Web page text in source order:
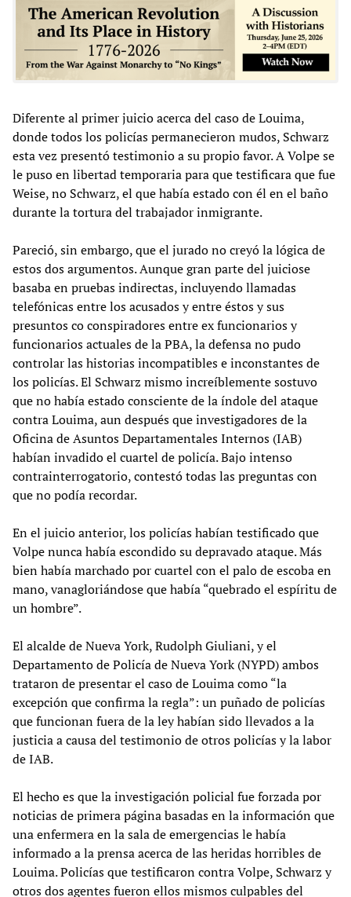
Diferente al primer juicio acerca del caso de Louima,
donde todos los policías permanecieron mudos, Schwarz
esta vez presentó testimonio a su propio favor. A Volpe se
le puso en libertad temporaria para que testificara que fue
Weise, no Schwarz, el que había estado con él en el baño
durante la tortura del trabajador inmigrante.
Pareció, sin embargo, que el jurado no creyó la lógica de
estos dos argumentos. Aunque gran parte del juiciose
basaba en pruebas indirectas, incluyendo llamadas
telefónicas entre los acusados y entre éstos y sus
presuntos co conspiradores entre ex funcionarios y
funcionarios actuales de la PBA, la defensa no pudo
controlar las historias incompatibles e inconstantes de
los policías. El Schwarz mismo increíblemente sostuvo
que no había estado consciente de la índole del ataque
contra Louima, aun después que investigadores de la
Oficina de Asuntos Departamentales Internos (IAB)
habían invadido el cuartel de policía. Bajo intenso
contrainterrogatorio, contestó todas las preguntas con
que no podía recordar.
En el juicio anterior, los policías habían testificado que
Volpe nunca había escondido su depravado ataque. Más
bien había marchado por cuartel con el palo de escoba en
mano, vanagloriándose que había “quebrado el espíritu de
un hombre”.
El alcalde de Nueva York, Rudolph Giuliani, y el
Departamento de Policía de Nueva York (NYPD) ambos
trataron de presentar el caso de Louima como “la
excepción que confirma la regla”: un puñado de policías
que funcionan fuera de la ley habían sido llevados a la
justicia a causa del testimonio de otros policías y la labor
de IAB.
El hecho es que la investigación policial fue forzada por
noticias de primera página basadas en la información que
una enfermera en la sala de emergencias le había
informado a la prensa acerca de las heridas horribles de
Louima. Policías que testificaron contra Volpe, Schwarz y
otros dos agentes fueron ellos mismos culpables del